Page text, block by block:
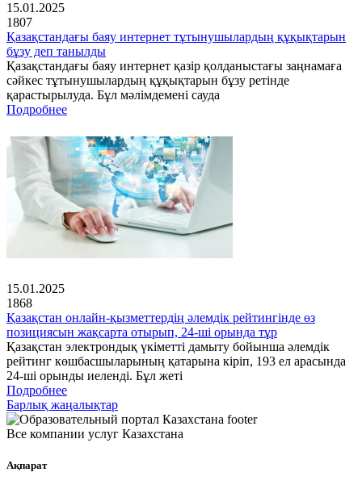
15.01.2025
1807
Қазақстандағы баяу интернет тұтынушылардың құқықтарын
бұзу деп танылды
Қазақстандағы баяу интернет қазір қолданыстағы заңнамаға
сәйкес тұтынушылардың құқықтарын бұзу ретінде
қарастырылуда. Бұл мәлімдемені сауда
Подробнее
15.01.2025
1868
Қазақстан онлайн-қызметтердің әлемдік рейтингінде өз
позициясын жақсарта отырып, 24-ші орында тұр
Қазақстан электрондық үкіметті дамыту бойынша әлемдік
рейтинг көшбасшыларының қатарына кіріп, 193 ел арасында
24-ші орынды иеленді. Бұл жеті
Подробнее
Барлық жаңалықтар
Все компании услуг Казахстана
Ақпарат